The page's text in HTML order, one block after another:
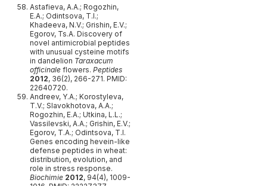
Astafieva, A.A.; Rogozhin,
E.A.; Odintsova, T.I.;
Khadeeva, N.V.; Grishin, E.V.;
Egorov, Ts.A. Discovery of
novel antimicrobial peptides
with unusual cysteine motifs
in dandelion Taraxacum
officinale flowers. Peptides
2012, 36(2), 266-271. PMID:
22640720.
Andreev, Y.A.; Korostyleva,
T.V.; Slavokhotova, A.A.;
Rogozhin, E.A.; Utkina, L.L.;
Vassilevski, A.A.; Grishin, E.V.;
Egorov, T.A.; Odintsova, T.I.
Genes encoding hevein-like
defense peptides in wheat:
distribution, evolution, and
role in stress response.
Biochimie 2012, 94(4), 1009-